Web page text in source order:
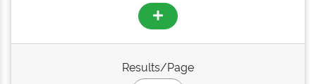
Results/Page